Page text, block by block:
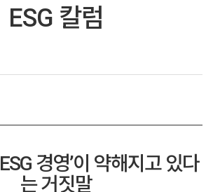
ESG 칼럼
경영’이 약해지고 있다
는 거짓말